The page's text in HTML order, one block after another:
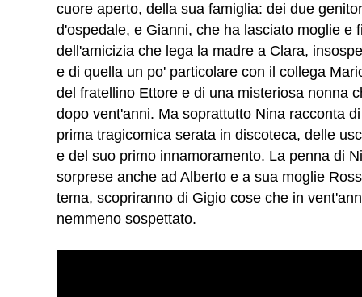
cuore aperto, della sua famiglia: dei due
d'ospedale, e Gianni, che ha lasciato moglie e
dell'amicizia che lega la madre a Clara,
e di quella un po' particolare con il collega
del fratellino Ettore e di una misteriosa nonna
dopo vent'anni. Ma soprattutto Nina racconta
prima tragicomica serata in discoteca, delle
e del suo primo innamoramento. La penna di
sorprese anche ad Alberto e a sua moglie
tema, scopriranno di Gigio cose che in
nemmeno sospettato.